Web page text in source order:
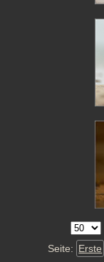
Seite: Erste